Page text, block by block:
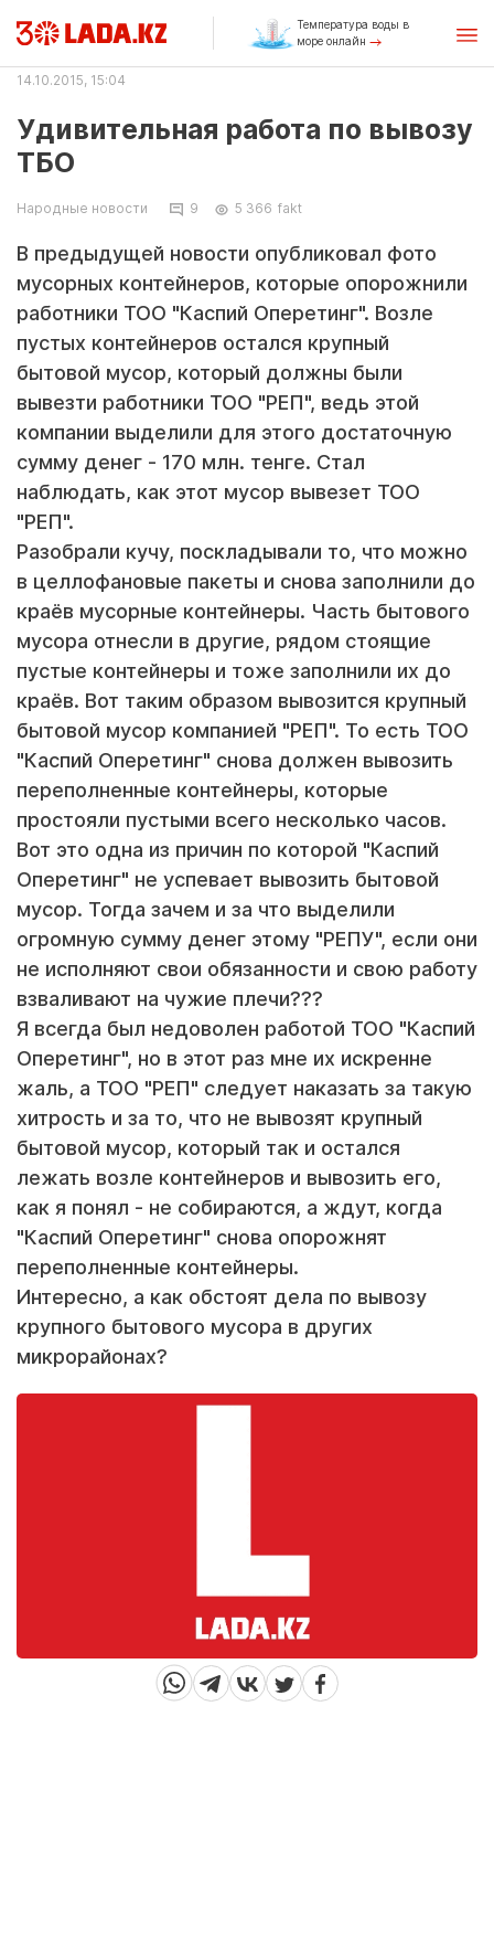
Температура воды в
море онлайн
14.10.2015, 15:04
Удивительная работа по вывозу
ТБО
Народные новости 9 5 366 fakt
В предыдущей новости опубликовал фото
мусорных контейнеров, которые опорожнили
работники ТОО "Каспий Оперетинг". Возле
пустых контейнеров остался крупный
бытовой мусор, который должны были
вывезти работники ТОО "РЕП", ведь этой
компании выделили для этого достаточную
сумму денег - 170 млн. тенге. Стал
наблюдать, как этот мусор вывезет ТОО
"РЕП".
Разобрали кучу, поскладывали то, что можно
в целлофановые пакеты и снова заполнили до
краёв мусорные контейнеры. Часть бытового
мусора отнесли в другие, рядом стоящие
пустые контейнеры и тоже заполнили их до
краёв. Вот таким образом вывозится крупный
бытовой мусор компанией "РЕП". То есть ТОО
"Каспий Оперетинг" снова должен вывозить
переполненные контейнеры, которые
простояли пустыми всего несколько часов.
Вот это одна из причин по которой "Каспий
Оперетинг" не успевает вывозить бытовой
мусор. Тогда зачем и за что выделили
огромную сумму денег этому "РЕПУ", если они
не исполняют свои обязанности и свою работу
взваливают на чужие плечи???
Я всегда был недоволен работой ТОО "Каспий
Оперетинг", но в этот раз мне их искренне
жаль, а ТОО "РЕП" следует наказать за такую
хитрость и за то, что не вывозят крупный
бытовой мусор, который так и остался
лежать возле контейнеров и вывозить его,
как я понял - не собираются, а ждут, когда
"Каспий Оперетинг" снова опорожнят
переполненные контейнеры.
Интересно, а как обстоят дела по вывозу
крупного бытового мусора в других
микрорайонах?